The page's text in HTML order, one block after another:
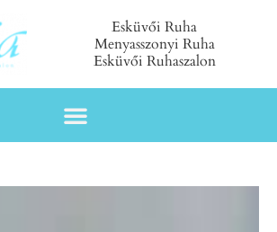
Esküvői Ruha
Menyasszonyi Ruha
Esküvői Ruhaszalon